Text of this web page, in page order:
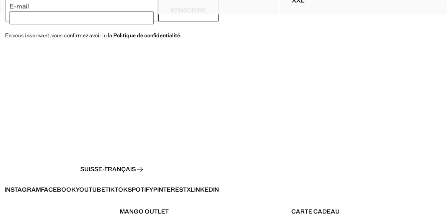
TEXTURÉ ROBE EN CROCHET À BAS FESTONNÉ
E-mail M’INSCRIRE
En vous inscrivant, vous confirmez avoir lu laPolitique de confidentialité.
SUISSE·FRANÇAIS
INSTAGRAMFACEBOOKYOUTUBETIKTOKSPOTIFYPINTERESTXLINKEDIN
MANGO OUTLET CARTE CADEAU